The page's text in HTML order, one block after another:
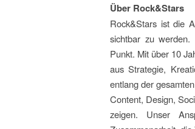
Über Rock&Stars
Rock&Stars ist die
sichtbar zu werden.
Punkt. Mit über 10
aus Strategie,
entlang der
Content, Design,
zeigen. Unser